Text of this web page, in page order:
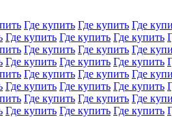
Где купить Где купить Где
Где купить Где купить Где купить
Где купить Где купить Где
Где купить Где купить Где купить
Где купить Где купить Где
Где купить Где купить Где купить
Где купить Где купить Где
Где купить Где купить Где купить